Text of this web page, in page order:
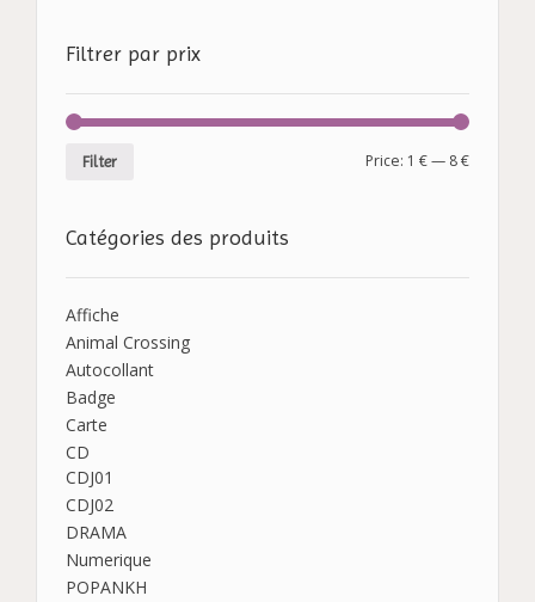
Filtrer par prix
Filter Price: 1 €— 8 €
Catégories des produits
Affiche
Animal Crossing
Autocollant
Badge
Carte
CD
CDJ01
CDJ02
DRAMA
Numerique
POPANKH